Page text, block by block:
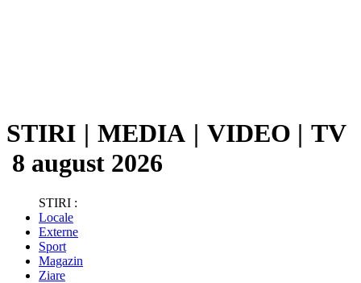
STIRI | MEDIA | VIDEO | TV
8 august 2026
STIRI :
Locale
Externe
Sport
Magazin
Ziare